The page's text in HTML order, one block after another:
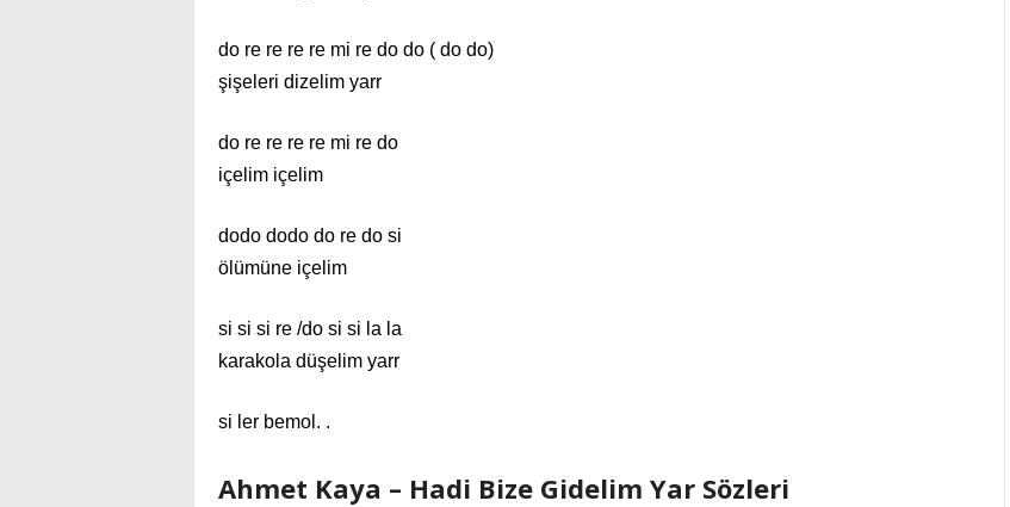
do re re re re mi re do do ( do do)
şişeleri dizelim yarr
do re re re re mi re do
içelim içelim
dodo dodo do re do si
ölümüne içelim
si si si re /do si si la la
karakola düşelim yarr
si ler bemol. .
Ahmet Kaya – Hadi Bize Gidelim Yar Sözleri